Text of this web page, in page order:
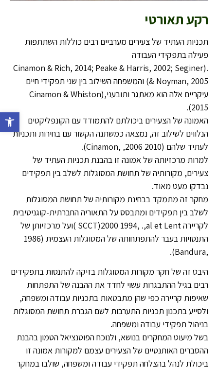
פתח
רקע תאורטי
תכניות העתיד של צעירים מערביים רבים כוללות השתתפות
פעילה בתפקידי העבודה
.(Cinamon & Rich, 2014; Peake & Harris, 2002; Seginer
& Noyman, 2005) והמשפחה השילוב בין שני תפקידי חיים
עיקריים אלה הוא מאתגר ותובעני,(Cinamon & Whiston
2015).
האמונה של הצעירים ביכולתם להתמודד עם הקונפליקטים
הנלווים לשילוב זה, נמצאה כמשתנה הקשור עם בחירות ותכניות
לעתיד שלהם (2010 2006, ,Cinamon).
למרות מרכזיותה של אמונה זו בהבנת תכניות העתיד של
צעירים, מקורותיה של תחושת המסוגלות לשלב בין תפקידים
נבדקו מעט מאוד.
מחקר זה מתמקד בבחינת מקורותיה של תחושת המסוגלות
לשלב בין תפקידים ומתבסס על התאוריה החברתית-קוגניטיבית
לקריירה SCCT)2000 1994, .,al et Lent )ועל מרכזיותן של
התנסויות בעבר להתפתחותה של המסוגלות העצמית (1986
,Bandura).
היבט זה של חקר מקורות המסוגלות בזיקה להתנסות בתפקידים
רבים בגיל ההתבגרות עשוי לחדד את ההבנה של התפתחות
שאיפות קריירה כפי שהן מתבטאות בתכניות עבודה ומשפחה,
ולסייע בתכנון תכניות התערבות לשם הגברת תחושת המסוגלות
בניהול תפקידי עבודה ומשפחה.
בשל מיעוט המחקרים בנושא, ולנוכח הפוטנציאל הטמון בהבנת
ההסברים האותנטיים של הצעירים עצמם למקורות אמונה זו
ביכולת לנהל בהצלחה תפקידי עבודה ומשפחה, שולבו במחקר